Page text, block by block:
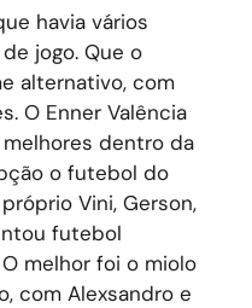
havia vários
jogo. Que o
alternativo, com
O Enner Valência
dentro da
o futebol do
Vini, Gerson,
futebol
melhor foi o miolo
com Alexsandro e